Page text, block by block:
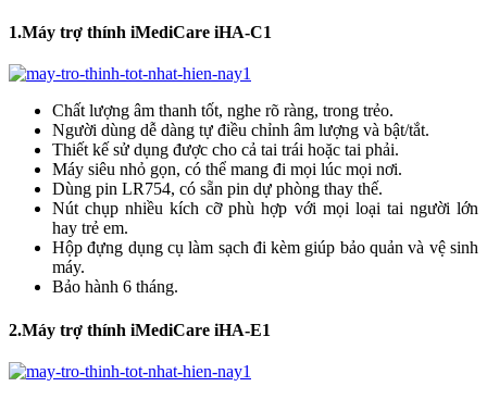
1.Máy trợ thính iMediCare iHA-C1
Chất lượng âm thanh tốt, nghe rõ ràng, trong trẻo.
Người dùng dễ dàng tự điều chỉnh âm lượng và bật/tắt.
Thiết kế sử dụng được cho cả tai trái hoặc tai phải.
Máy siêu nhỏ gọn, có thể mang đi mọi lúc mọi nơi.
Dùng pin LR754, có sẵn pin dự phòng thay thế.
Nút chụp nhiều kích cỡ phù hợp với mọi loại tai người lớn
hay trẻ em.
Hộp đựng dụng cụ làm sạch đi kèm giúp bảo quản và vệ sinh
máy.
Bảo hành 6 tháng.
2.Máy trợ thính iMediCare iHA-E1